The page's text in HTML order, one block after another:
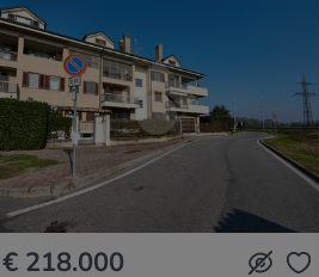
€ 218.000